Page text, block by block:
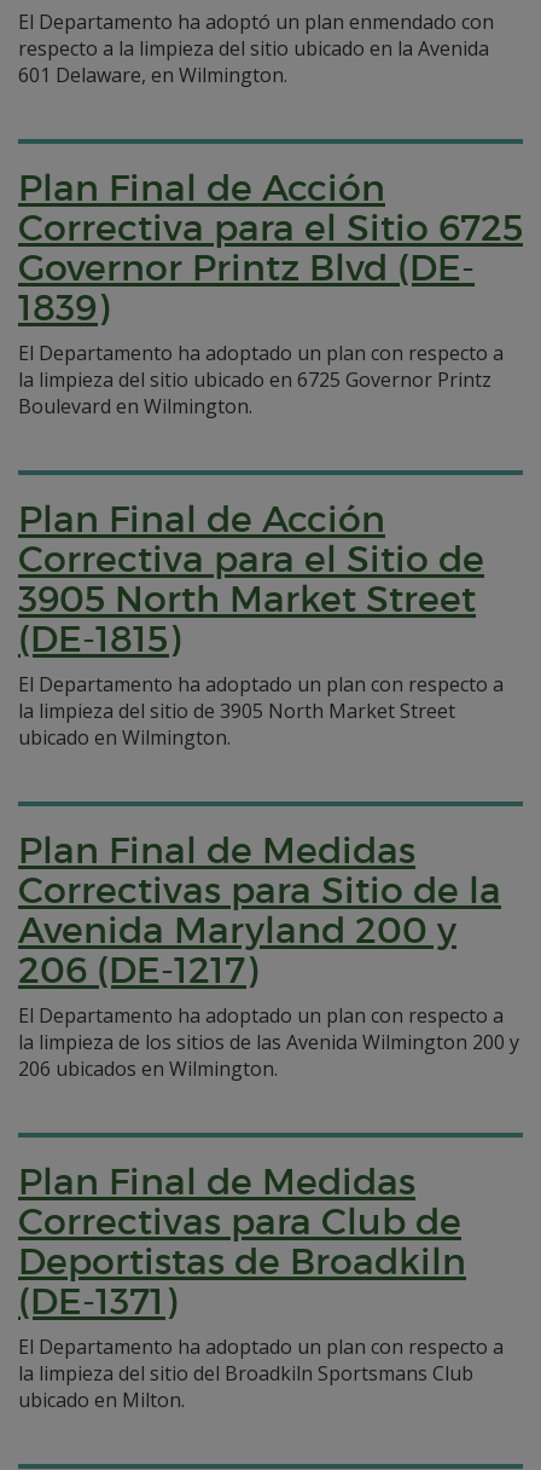
El Departamento ha adoptó un plan enmendado con
respecto a la limpieza del sitio ubicado en la Avenida
601 Delaware, en Wilmington.
Plan Final de Acción
Correctiva para el Sitio 6725
Governor Printz Blvd (DE-
1839)
El Departamento ha adoptado un plan con respecto a
la limpieza del sitio ubicado en 6725 Governor Printz
Boulevard en Wilmington.
Plan Final de Acción
Correctiva para el Sitio de
3905 North Market Street
(DE-1815)
El Departamento ha adoptado un plan con respecto a
la limpieza del sitio de 3905 North Market Street
ubicado en Wilmington.
Plan Final de Medidas
Correctivas para Sitio de la
Avenida Maryland 200 y
206 (DE-1217)
El Departamento ha adoptado un plan con respecto a
la limpieza de los sitios de las Avenida Wilmington 200 y
206 ubicados en Wilmington.
Plan Final de Medidas
Correctivas para Club de
Deportistas de Broadkiln
(DE-1371)
El Departamento ha adoptado un plan con respecto a
la limpieza del sitio del Broadkiln Sportsmans Club
ubicado en Milton.